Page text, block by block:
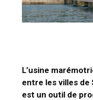
L’usine
entre les villes de
est un outil de